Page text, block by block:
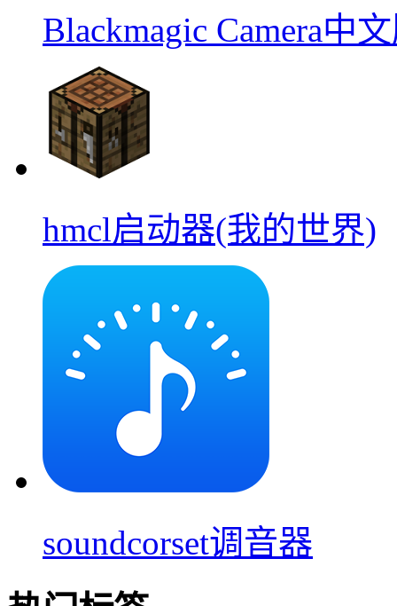
Blackmagic Camera中
hmcl启动器(我的世界)
soundcorset调音器